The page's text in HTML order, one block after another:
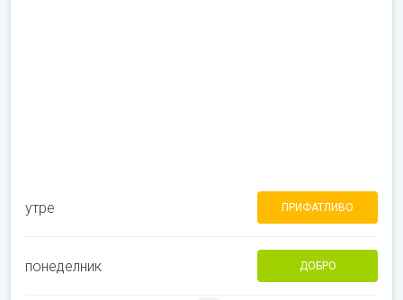
утре ПРИФАТЛИВО
понеделник ДОБРО